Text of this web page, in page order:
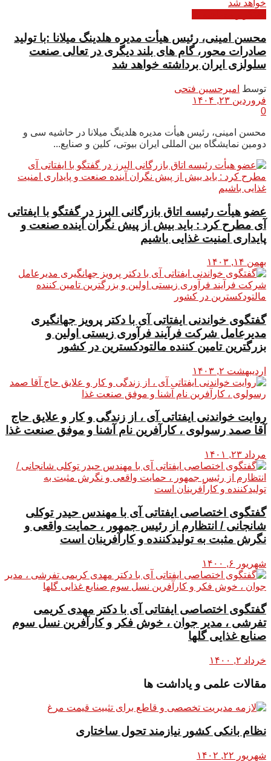
محسن امینی، رئیس هیأت مدیره هلدینگ میلانا :با تولید
صادرات محور، گام های بلند دیگری در تعالی صنعت
سلولزی ایران برداشته خواهد شد
توسط امیرحسین فتحی
فروردین ۲۳, ۱۴۰۴
0
محسن امینی، رئیس هیأت مدیره هلدینگ میلانا در حاشیه سی و
دومین نمایشگاه بین المللی ایران بیوتی، کلین و صنایع...
عضو هیأت رئیسه اتاق بازرگانی البرز در گفتگو با ایفتاتی
آی مطرح کرد : باید بیش از پیش نگران آینده صنعت و
پایداری امنیت غذایی باشیم
بهمن ۱۴, ۱۴۰۳
گفتگوی خواندنی ایفتاتی آی با دکتر پرویز جهانگیری
مدیرعامل شرکت فرآیند فرآوری زیستی اولین و
بزرگترین تامین کننده مالتودکسترین در کشور
اردیبهشت ۲, ۱۴۰۳
روایت خواندنی ایفتاتی آی ، از زندگی و کار و علایق حاج
آقا صمد رسولوی ، کارآفرین نام آشنا و موفق صنعت غذا
مرداد ۲۳, ۱۴۰۱
گفتگوی اختصاصی ایفتاتی آی با مهندس حیدر توکلی
شانجانی / انتظارم از رئیس جمهور ، حمایت واقعی و
نگرش مثبت به تولیدکننده و کارآفرینان است
شهریور ۶, ۱۴۰۰
گفتگوی اختصاصی ایفتاتی آی با دکتر مهدی کریمی
تفرشی ، مدیر جوان ، خوش فکر و کارآفرین نسل سوم
صنایع غذایی گلها
خرداد ۲, ۱۴۰۰
مقالات علمی و یاداشت ها
نظام بانکی کشور نیازمند تحول ساختاری
شهریور ۲۲, ۱۴۰۲